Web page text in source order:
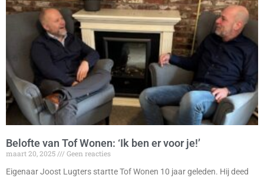
Belofte van Tof Wonen: ‘Ik ben er voor je!’
maart 20, 2025
Geen reacties
Eigenaar Joost Lugters startte Tof Wonen 10 jaar geleden. Hij deed